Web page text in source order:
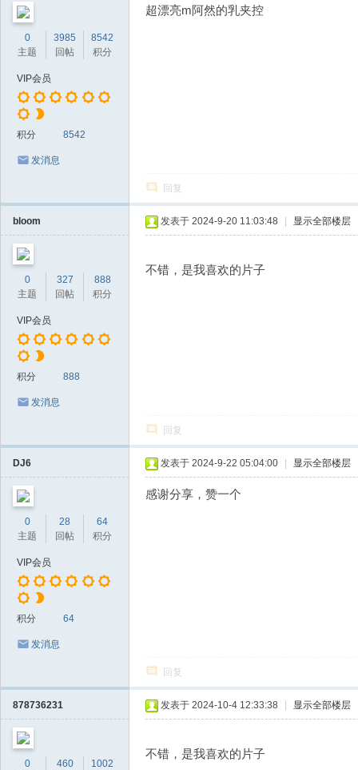
0
主题
3985
回帖
8542
积分
VIP会员
积分 8542
发消息
超漂亮m阿然的乳夹控
回复
bloom
0
主题
327
回帖
888
积分
VIP会员
积分 888
发消息
发表于 2024-9-20 11:03:48 显示全部楼层
不错，是我喜欢的片子
回复
DJ6
0
主题
28
回帖
64
积分
VIP会员
积分 64
发消息
发表于 2024-9-22 05:04:00 显示全部楼层
感谢分享，赞一个
回复
878736231
0
460
1002
发表于 2024-10-4 12:33:38 显示全部楼层
不错，是我喜欢的片子